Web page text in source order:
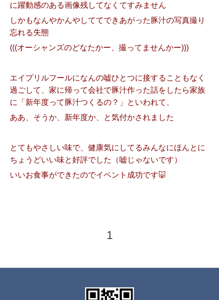
に躍動感のある画像残してなくてすみません
しかもなんやかんやしててできあがった豚汁の写真撮り
忘れる失態
(((オーシャンズのどなたかー、撮ってませんかー)))
エイプリルフールになんの嘘ひとつに接することもなく
過ごして、 家に帰って会社で豚汁作った話をしたら家族
に「新年度って豚汁つくるの？」といわれて、
ああ、そうか、新年度か、と気付かされました
とてもやさしい味で、健康気にしてるみんなにほんとに
ちょうどいい味と好評でした（嘘じゃないです）
いいお食事ができたのでイベント成功です🐷
1